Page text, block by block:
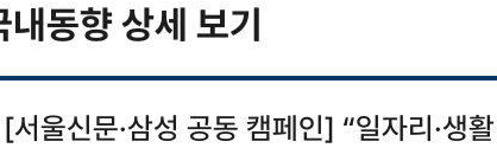
내동향 상세 보기
[서울신문·삼성 공동 캠페인] “일자리·생